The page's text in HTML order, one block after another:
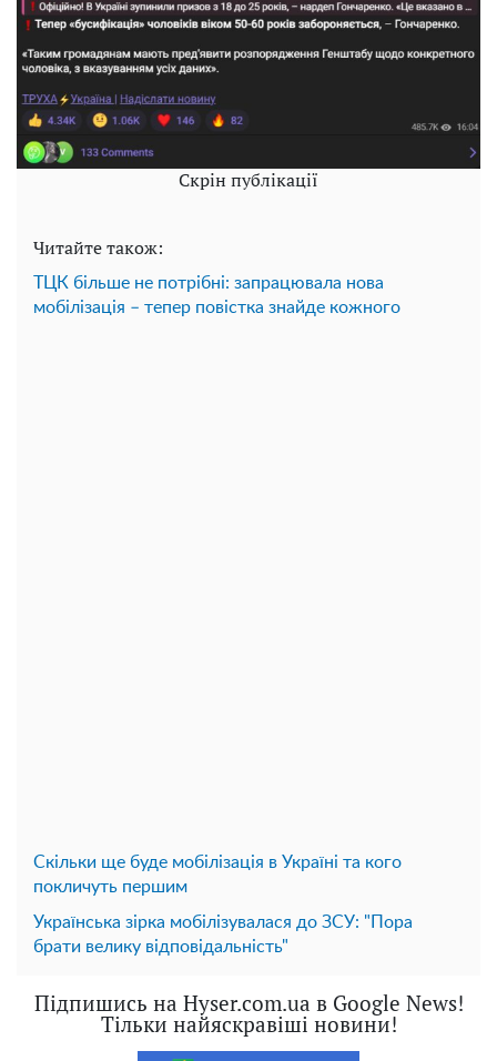
Скрін публікації
Читайте також:
ТЦК більше не потрібні: запрацювала нова
мобілізація – тепер повістка знайде кожного
Скільки ще буде мобілізація в Україні та кого
покличуть першим
Українська зірка мобілізувалася до ЗСУ: "Пора
брати велику відповідальність"
Підпишись на Hyser.com.ua в Google News!
Тільки найяскравіші новини!